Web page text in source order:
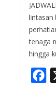
lintasan
tenaga
hingga
F